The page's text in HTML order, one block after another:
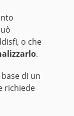
o che
.
di un
richiede